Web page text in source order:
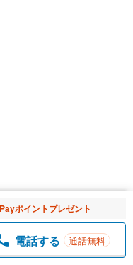
一覧を開く
ポイントプレゼント
電話する 通話無料